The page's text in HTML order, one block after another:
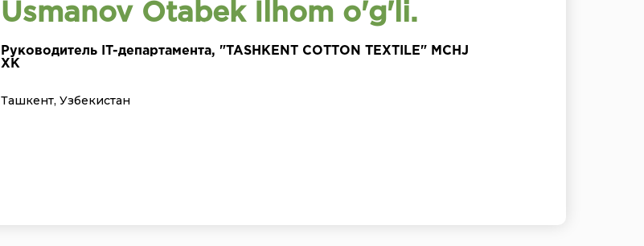
Usmanov Otabek Ilhom o'g'li.
Руководитель IT-департамента, "TASHKENT COTTON TEXTILE" MCHJ
XK
Ташкент, Узбекистан